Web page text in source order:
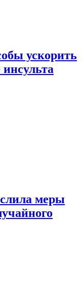
ускорить
инсульта
меры